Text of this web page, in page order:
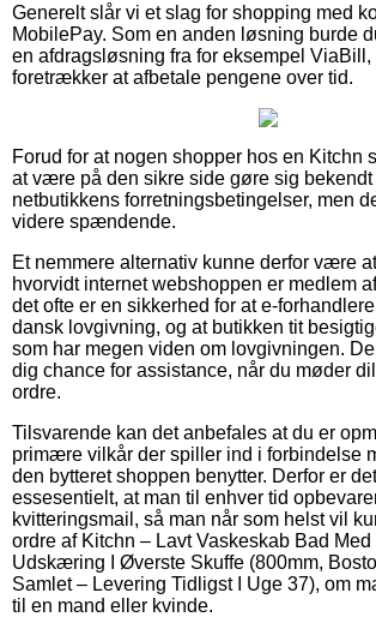
Generelt slår vi et slag for shopping med
MobilePay. Som en anden løsning burde
en afdragsløsning fra for eksempel
foretrækker at afbetale pengene over tid.
Forud for at nogen shopper hos en Kitchn
at være på den sikre side gøre sig
netbutikkens forretningsbetingelser, men
videre spændende.
Et nemmere alternativ kunne derfor være
hvorvidt internet webshoppen er medlem
det ofte er en sikkerhed for at e-
dansk lovgivning, og at butikken tit
som har megen viden om lovgivningen.
dig chance for assistance, når du møder
ordre.
Tilsvarende kan det anbefales at du er
primære vilkår der spiller ind i forbindelse
den bytteret shoppen benytter. Derfor er
essesentielt, at man til enhver tid
kvitteringsmail, så man når som helst vil
ordre af Kitchn – Lavt Vaskeskab Bad Med
Udskæring I Øverste Skuffe (800mm,
Samlet – Levering Tidligst I Uge 37), om
til en mand eller kvinde.